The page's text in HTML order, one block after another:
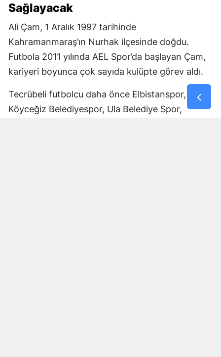
Sağlayacak
Ali Çam, 1 Aralık 1997 tarihinde
Kahramanmaraş’ın Nurhak ilçesinde doğdu.
Futbola 2011 yılında AEL Spor’da başlayan Çam,
kariyeri boyunca çok sayıda kulüpte görev aldı.
Tecrübeli futbolcu daha önce Elbistanspor,
Köyceğiz Belediyespor, Ula Belediye Spor,